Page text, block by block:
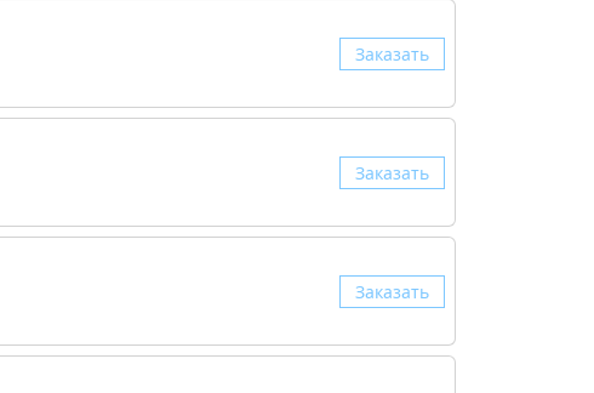
Заказать
Заказать
Заказать